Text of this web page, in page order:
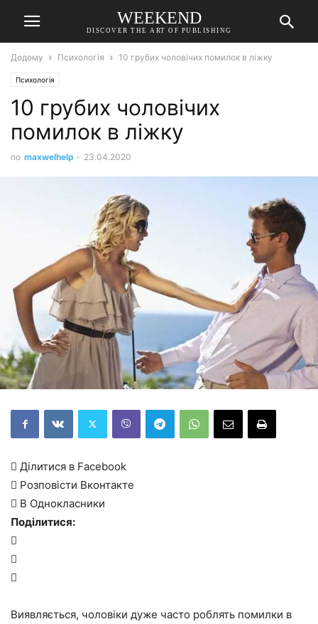
WEEKEND
DISCOVER THE ART OF PUBLISHING
Додому Психологія 10 грубих чоловічих помилок в ліжку
Психологія
10 грубих чоловічих
помилок в ліжку
по maxwelhelp - 23.04.2020
 Ділитися в Facebook
 Розповісти Вконтакте
 В Однокласники
Поділитися:



Виявляється, чоловіки дуже часто роблять помилки в